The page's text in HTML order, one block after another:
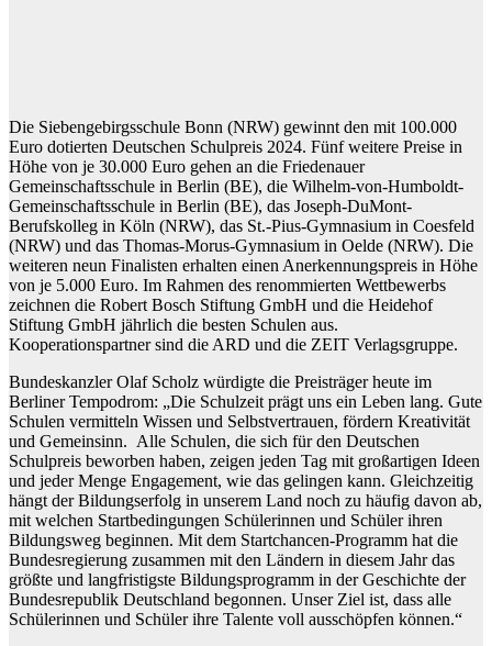
Die Siebengebirgsschule Bonn (NRW) gewinnt den mit 100.000
Euro dotierten Deutschen Schulpreis 2024. Fünf weitere Preise in
Höhe von je 30.000 Euro gehen an die Friedenauer
Gemeinschaftsschule in Berlin (BE), die Wilhelm-von-Humboldt-
Gemeinschaftsschule in Berlin (BE), das Joseph-DuMont-
Berufskolleg in Köln (NRW), das St.-Pius-Gymnasium in Coesfeld
(NRW) und das Thomas-Morus-Gymnasium in Oelde (NRW). Die
weiteren neun Finalisten erhalten einen Anerkennungspreis in Höhe
von je 5.000 Euro. Im Rahmen des renommierten Wettbewerbs
zeichnen die Robert Bosch Stiftung GmbH und die Heidehof
Stiftung GmbH jährlich die besten Schulen aus.
Kooperationspartner sind die ARD und die ZEIT Verlagsgruppe.
Bundeskanzler Olaf Scholz würdigte die Preisträger heute im
Berliner Tempodrom: „Die Schulzeit prägt uns ein Leben lang. Gute
Schulen vermitteln Wissen und Selbstvertrauen, fördern Kreativität
und Gemeinsinn. Alle Schulen, die sich für den Deutschen
Schulpreis beworben haben, zeigen jeden Tag mit großartigen Ideen
und jeder Menge Engagement, wie das gelingen kann. Gleichzeitig
hängt der Bildungserfolg in unserem Land noch zu häufig davon ab,
mit welchen Startbedingungen Schülerinnen und Schüler ihren
Bildungsweg beginnen. Mit dem Startchancen-Programm hat die
Bundesregierung zusammen mit den Ländern in diesem Jahr das
größte und langfristigste Bildungsprogramm in der Geschichte der
Bundesrepublik Deutschland begonnen. Unser Ziel ist, dass alle
Schülerinnen und Schüler ihre Talente voll ausschöpfen können.“